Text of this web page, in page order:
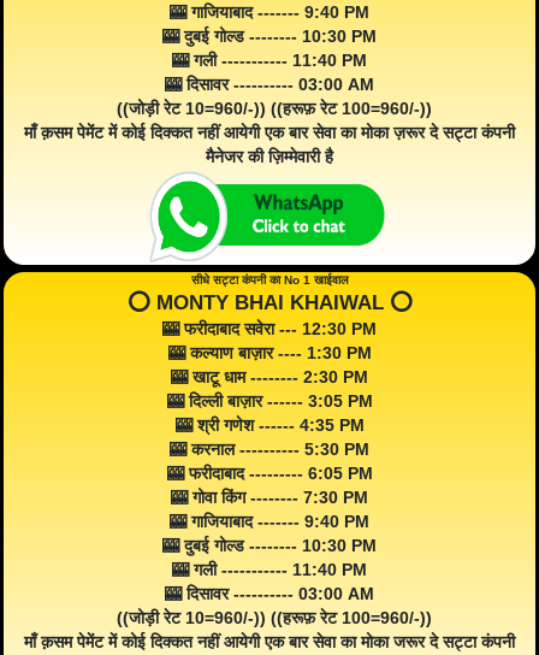
🎰 गाजियाबाद ------- 9:40 PM
🎰 दुबई गोल्ड -------- 10:30 PM
🎰 गली ----------- 11:40 PM
🎰 दिसावर ---------- 03:00 AM
((जोड़ी रेट 10=960/-)) ((हरूफ़ रेट 100=960/-))
माँ क़सम पेमेंट में कोई दिक्कत नहीं आयेगी एक बार सेवा का मोका ज़रूर दे सट्टा कंपनी
मैनेजर की ज़िम्मेवारी है
सीधे सट्टा कंपनी का No 1 खाईवाल
⭕️ MONTY BHAI KHAIWAL ⭕️
🎰 फरीदाबाद सवेरा --- 12:30 PM
🎰 कल्याण बाज़ार ---- 1:30 PM
🎰 खाटू धाम -------- 2:30 PM
🎰 दिल्ली बाज़ार ------ 3:05 PM
🎰 श्री गणेश ------ 4:35 PM
🎰 करनाल ---------- 5:30 PM
🎰 फरीदाबाद --------- 6:05 PM
🎰 गोवा किंग -------- 7:30 PM
🎰 गाजियाबाद ------- 9:40 PM
🎰 दुबई गोल्ड -------- 10:30 PM
🎰 गली ----------- 11:40 PM
🎰 दिसावर ---------- 03:00 AM
((जोड़ी रेट 10=960/-)) ((हरूफ़ रेट 100=960/-))
माँ क़सम पेमेंट में कोई दिक्कत नहीं आयेगी एक बार सेवा का मोका जरूर दे सट्टा कंपनी